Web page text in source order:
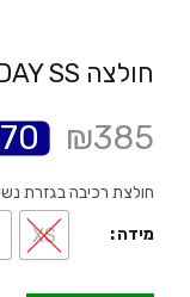
חולצה LIV RACE DAY SS
₪385
חולצת רכיבה בגזרת
מידה XS